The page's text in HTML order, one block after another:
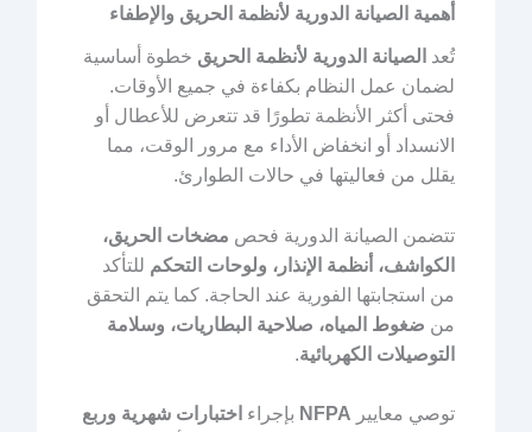
أهمية الصيانة الدورية لأنظمة الحريق والإطفاء
تُعد الصيانة الدورية لأنظمة الحريق خطوة أساسية
لضمان عمل النظام بكفاءة في جميع الأوقات.
فحتى أكثر الأنظمة تطورًا قد تتعرض للأعطال أو
الانسداد أو انخفاض الأداء مع مرور الوقت، مما
يقلل من فعاليتها في حالات الطوارئ.
تتضمن الصيانة الدورية فحص مضخات الحريق،
الكواشف، أنظمة الإنذار، ولوحات التحكم للتأكد
من استجابتها الفورية عند الحاجة. كما يتم التحقق
من ضغوط المياه، صلاحية البطاريات، وسلامة
التوصيلات الكهربائية.
توصي معايير NFPA بإجراء اختبارات شهرية وربع